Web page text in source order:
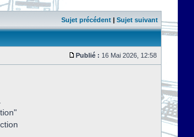
Sujet précédent | Sujet suivant
Publié : 16 Mai 2026, 12:58